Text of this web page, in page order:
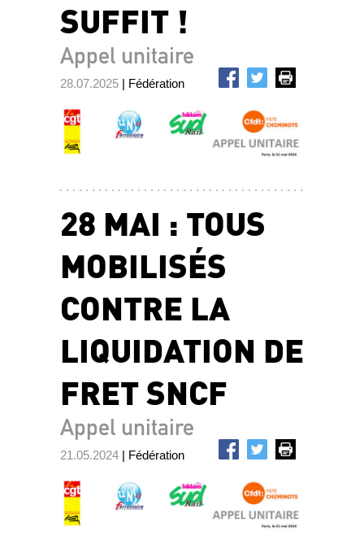
SUFFIT !
Appel unitaire
28.07.2025 | Fédération
28 MAI : TOUS
MOBILISÉS
CONTRE LA
LIQUIDATION DE
FRET SNCF
Appel unitaire
21.05.2024 | Fédération